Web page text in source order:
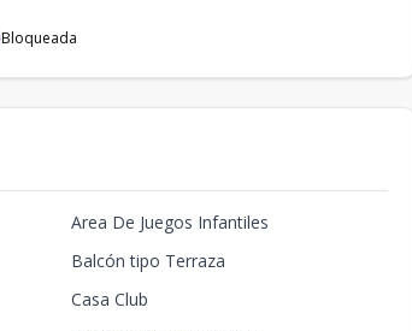
Bloqueada
Area De Juegos Infantiles
Balcón tipo Terraza
Casa Club